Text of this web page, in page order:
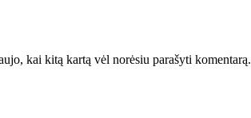
kai kitą kartą vėl norėsiu parašyti komentarą.